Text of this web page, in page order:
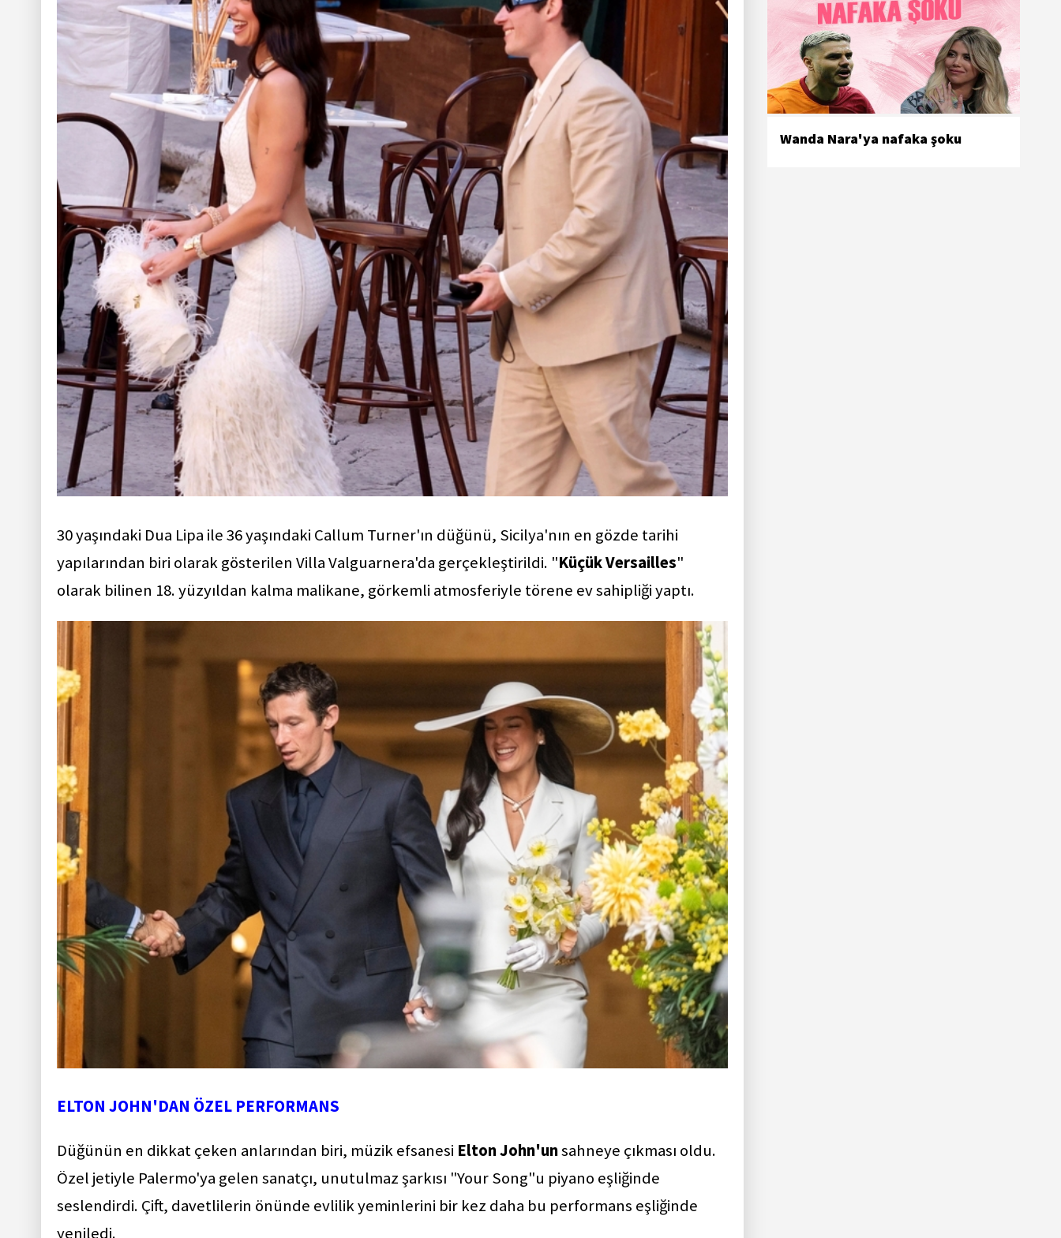
30 yaşındaki Dua Lipa ile 36 yaşındaki Callum Turner'ın düğünü, Sicilya'nın en gözde tarihi
yapılarından biri olarak gösterilen Villa Valguarnera'da gerçekleştirildi. "Küçük Versailles"
olarak bilinen 18. yüzyıldan kalma malikane, görkemli atmosferiyle törene ev sahipliği yaptı.
ELTON JOHN'DAN ÖZEL PERFORMANS
Düğünün en dikkat çeken anlarından biri, müzik efsanesi Elton John'unsahneye çıkması oldu.
Özel jetiyle Palermo'ya gelen sanatçı, unutulmaz şarkısı "Your Song"u piyano eşliğinde
seslendirdi. Çift, davetlilerin önünde evlilik yeminlerini bir kez daha bu performans eşliğinde
yeniledi.
Wanda Nara'ya nafaka şoku